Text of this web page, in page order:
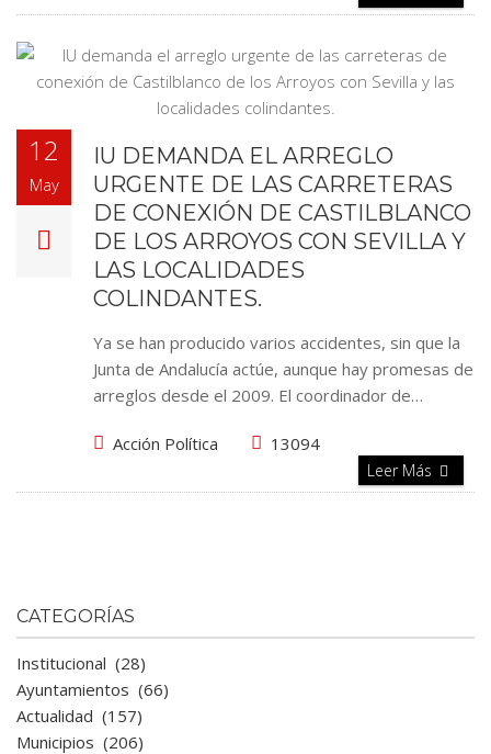
12
May
IU DEMANDA EL ARREGLO
URGENTE DE LAS CARRETERAS
DE CONEXIÓN DE CASTILBLANCO
DE LOS ARROYOS CON SEVILLA Y
LAS LOCALIDADES
COLINDANTES.
Ya se han producido varios accidentes, sin que la
Junta de Andalucía actúe, aunque hay promesas de
arreglos desde el 2009. El coordinador de…
Acción Política 13094
Leer Más
CATEGORÍAS
Institucional (28)
Ayuntamientos (66)
Actualidad (157)
Municipios (206)